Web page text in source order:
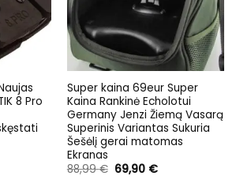
8 Pro
Super kaina 69eur Super
Kaina Rankinė Echolotui
Germany Jenzi Žiemą Vasarą
Superinis Variantas Sukuria
Šešėlį gerai matomas
Ekranas
88,99€ Original
price
69,90 €Current